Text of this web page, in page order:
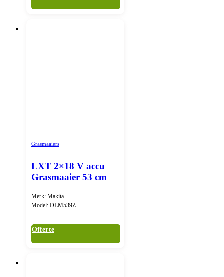
Grasmaaiers
LXT 2×18 V accu
Grasmaaier 53 cm
Merk: Makita
Model: DLM539Z
Offerte